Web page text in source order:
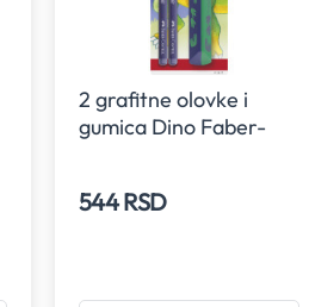
2 grafitne olovke i
gumica Dino Faber-
544 RSD